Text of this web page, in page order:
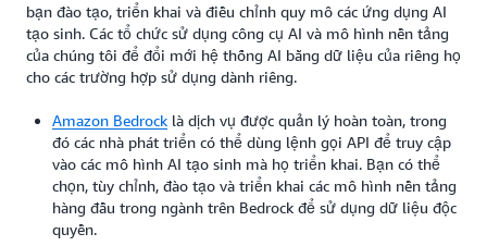
bạn đào tạo, triển khai và điều chỉnh quy mô các ứng dụng AI
tạo sinh. Các tổ chức sử dụng công cụ AI và mô hình nền tảng
của chúng tôi để đổi mới hệ thống AI bằng dữ liệu của riêng họ
cho các trường hợp sử dụng dành riêng.
Amazon Bedrock là dịch vụ được quản lý hoàn toàn, trong
đó các nhà phát triển có thể dùng lệnh gọi API để truy cập
vào các mô hình AI tạo sinh mà họ triển khai. Bạn có thể
chọn, tùy chỉnh, đào tạo và triển khai các mô hình nền tảng
hàng đầu trong ngành trên Bedrock để sử dụng dữ liệu độc
quyền.